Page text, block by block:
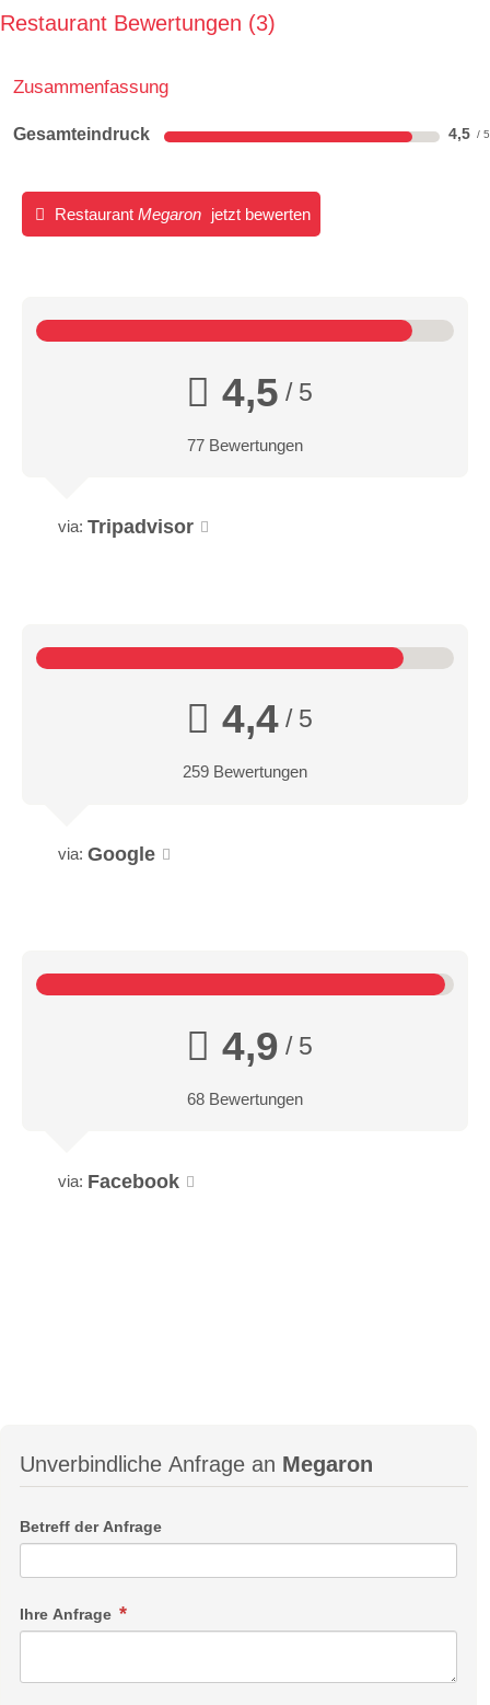
Restaurant Bewertungen 3
Zusammenfassung
Gesamteindruck 4,5
Restaurant Megaron jetzt bewerten
4,5 / 5
77 Bewertungen
via: Tripadvisor
4,4/ 5
259 Bewertungen
via: Google
4,9 / 5
68 Bewertungen
via: Facebook
Unverbindliche Anfrage an Megaron
Betreff der Anfrage
Ihre Anfrage